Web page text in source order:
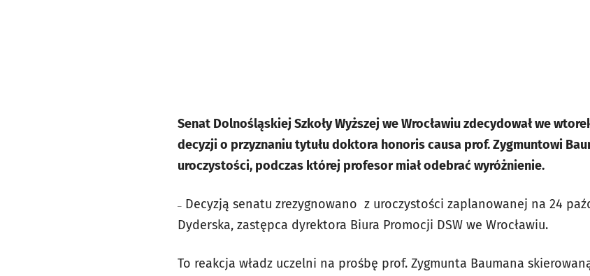
Senat Dolnośląskiej Szkoły Wyższej we Wrocławiu zdecydował we
decyzji o przyznaniu tytułu doktora honoris causa prof. Zygmuntowi
uroczystości, podczas której profesor miał odebrać wyróżnienie.
– Decyzją senatu zrezygnowano z uroczystości zaplanowanej na 24
Dyderska, zastępca dyrektora Biura Promocji DSW we Wrocławiu.
To reakcja władz uczelni na prośbę prof. Zygmunta Baumana